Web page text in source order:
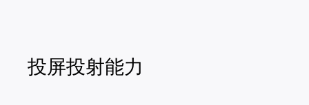
投屏投射能力